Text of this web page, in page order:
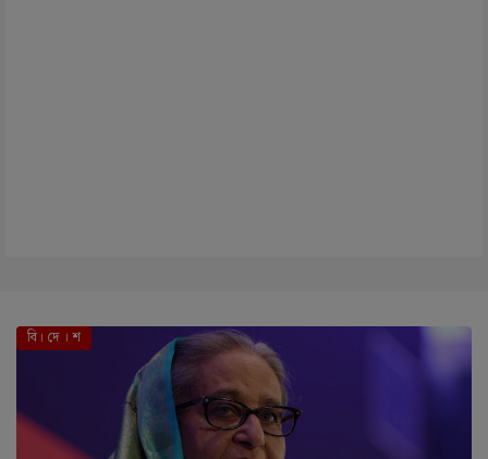
বি। দে । শ